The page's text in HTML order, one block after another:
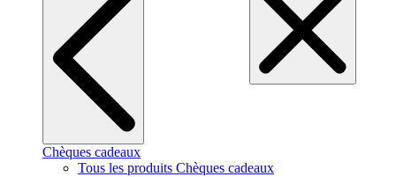
Chèques cadeaux
Tous les produits Chèques cadeaux